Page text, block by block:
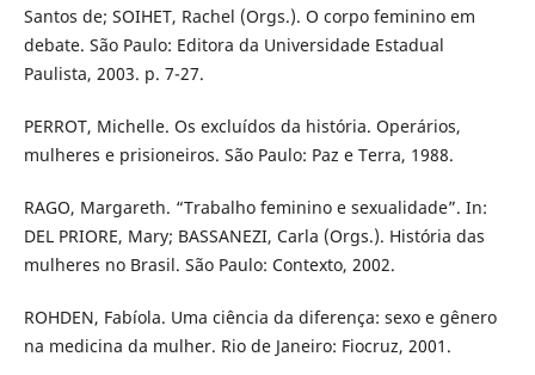
Santos de; SOIHET, Rachel (Orgs.). O corpo feminino em
debate. São Paulo: Editora da Universidade Estadual
Paulista, 2003. p. 7-27.
PERROT, Michelle. Os excluídos da história. Operários,
mulheres e prisioneiros. São Paulo: Paz e Terra, 1988.
RAGO, Margareth. “Trabalho feminino e sexualidade”. In:
DEL PRIORE, Mary; BASSANEZI, Carla (Orgs.). História das
mulheres no Brasil. São Paulo: Contexto, 2002.
ROHDEN, Fabíola. Uma ciência da diferença: sexo e gênero
na medicina da mulher. Rio de Janeiro: Fiocruz, 2001.